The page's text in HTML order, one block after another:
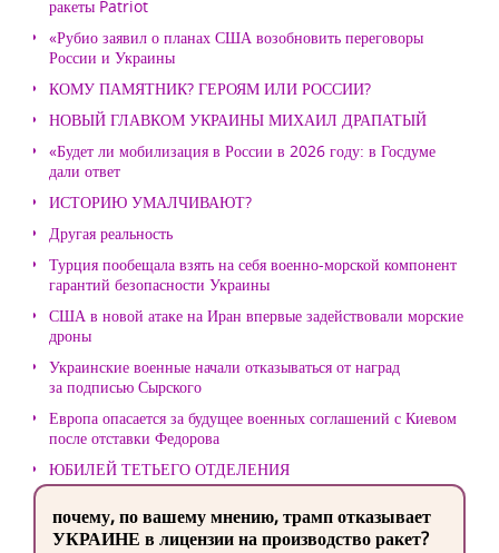
ракеты Patriot
«Рубио заявил о планах США возобновить переговоры
России и Украины
КОМУ ПАМЯТНИК? ГЕРОЯМ ИЛИ РОССИИ?
НОВЫЙ ГЛАВКОМ УКРАИНЫ МИХАИЛ ДРАПАТЫЙ
«Будет ли мобилизация в России в 2026 году: в Госдуме
дали ответ
ИСТОРИЮ УМАЛЧИВАЮТ?
Другая реальность
Турция пообещала взять на себя военно-морской компонент
гарантий безопасности Украины
США в новой атаке на Иран впервые задействовали морские
дроны
Украинские военные начали отказываться от наград
за подписью Сырского
Европа опасается за будущее военных соглашений с Киевом
после отставки Федорова
ЮБИЛЕЙ ТЕТЬЕГО ОТДЕЛЕНИЯ
почему, по вашему мнению, трамп отказывает
УКРАИНЕ в лицензии на производство ракет?